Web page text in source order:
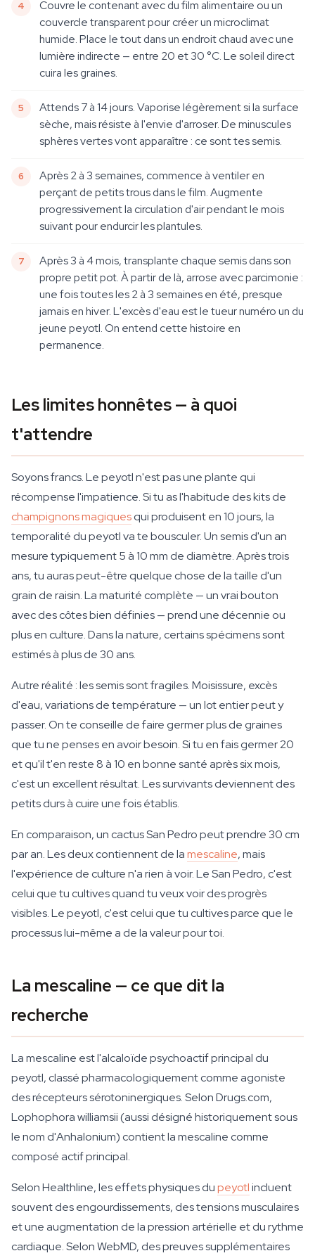
Couvre le contenant avec du film alimentaire ou un
couvercle transparent pour créer un microclimat
humide. Place le tout dans un endroit chaud avec une
lumière indirecte — entre 20 et 30 °C. Le soleil direct
cuira les graines.
Attends 7 à 14 jours. Vaporise légèrement si la surface
sèche, mais résiste à l'envie d'arroser. De minuscules
sphères vertes vont apparaître : ce sont tes semis.
Après 2 à 3 semaines, commence à ventiler en
perçant de petits trous dans le film. Augmente
progressivement la circulation d'air pendant le mois
suivant pour endurcir les plantules.
Après 3 à 4 mois, transplante chaque semis dans son
propre petit pot. À partir de là, arrose avec parcimonie :
une fois toutes les 2 à 3 semaines en été, presque
jamais en hiver. L'excès d'eau est le tueur numéro un du
jeune peyotl. On entend cette histoire en
permanence.
Les limites honnêtes — à quoi
t'attendre
Soyons francs. Le peyotl n'est pas une plante qui
récompense l'impatience. Si tu as l'habitude des kits de
champignons magiquesqui produisent en 10 jours, la
temporalité du peyotl va te bousculer. Un semis d'un an
mesure typiquement 5 à 10 mm de diamètre. Après trois
ans, tu auras peut-être quelque chose de la taille d'un
grain de raisin. La maturité complète — un vrai bouton
avec des côtes bien définies — prend une décennie ou
plus en culture. Dans la nature, certains spécimens sont
estimés à plus de 30 ans.
Autre réalité : les semis sont fragiles. Moisissure, excès
d'eau, variations de température — un lot entier peut y
passer. On te conseille de faire germer plus de graines
que tu ne penses en avoir besoin. Si tu en fais germer 20
et qu'il t'en reste 8 à 10 en bonne santé après six mois,
c'est un excellent résultat. Les survivants deviennent des
petits durs à cuire une fois établis.
En comparaison, un cactus San Pedro peut prendre 30 cm
par an. Les deux contiennent de lamescaline, mais
l'expérience de culture n'a rien à voir. Le San Pedro, c'est
celui que tu cultives quand tu veux voir des progrès
visibles. Le peyotl, c'est celui que tu cultives parce que le
processus lui-même a de la valeur pour toi.
La mescaline — ce que dit la
recherche
La mescaline est l'alcaloïde psychoactif principal du
peyotl, classé pharmacologiquement comme agoniste
des récepteurs sérotoninergiques. Selon Drugs.com,
Lophophora williamsii (aussi désigné historiquement sous
le nom d'Anhalonium) contient la mescaline comme
composé actif principal.
Selon Healthline, les effets physiques dupeyotlincluent
souvent des engourdissements, des tensions musculaires
et une augmentation de la pression artérielle et du rythme
cardiaque. Selon WebMD, des preuves supplémentaires